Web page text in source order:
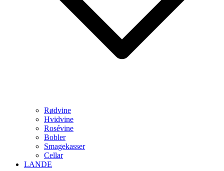
Rødvine
Hvidvine
Rosévine
Bobler
Smagekasser
Cellar
LANDE